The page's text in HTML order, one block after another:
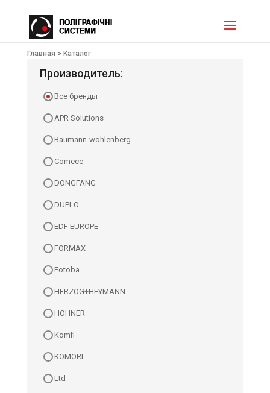
Главная > Каталог
Производитель:
Все бренды
APR Solutions
Baumann-wohlenberg
Comecc
DONGFANG
DUPLO
EDF EUROPE
FORMAX
Fotoba
HERZOG+HEYMANN
HOHNER
Komfi
KOMORI
Ltd